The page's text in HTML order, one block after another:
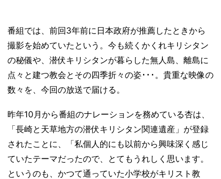
番組では、前回3年前に日本政府が推薦したときから
撮影を始めていたという。今も続くかくれキリシタン
の秘儀や、潜伏キリシタンが暮らした無人島、離島に
点々と建つ教会とその四季折々の姿･･･。貴重な映像の
数々を、今回の放送で届ける。
昨年10月から番組のナレーションを務めている杏は、
「長崎と天草地方の潜伏キリシタン関連遺産」が登録
されたことに、「私個人的にも以前から興味深く感じ
ていたテーマだったので、とてもうれしく思います。
というのも、かつて通っていた小学校がキリスト教